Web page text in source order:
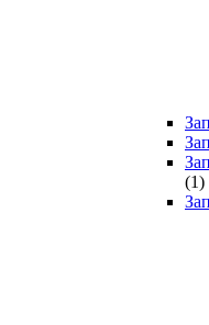
(1)